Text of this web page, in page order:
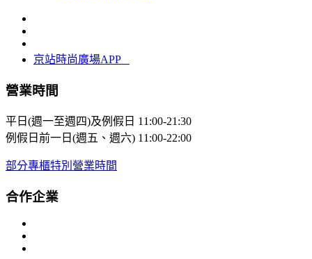
京站時尚廣場APP
營業時間
平日(週一至週四)及例假日 11:00-21:30
例假日前一日(週五、週六) 11:00-22:00
部分專櫃特別營業時間
合作企業